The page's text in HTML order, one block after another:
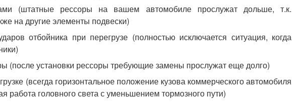
(штатные рессоры на вашем автомобиле прослужат дольше, т.к.
на другие элементы подвески)
отбойника при перегрузе (полностью исключается ситуация, когда
(после установки рессоры требующие замены прослужат еще долго)
(всегда горизонтальное положение кузова коммерческого автомобиля
работа головного света с уменьшением тормозного пути)